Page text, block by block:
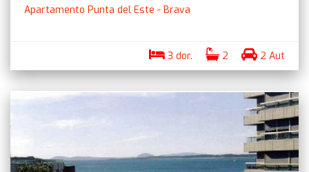
Apartamento Punta del Este - Brava
3 dor. 2 2 Aut